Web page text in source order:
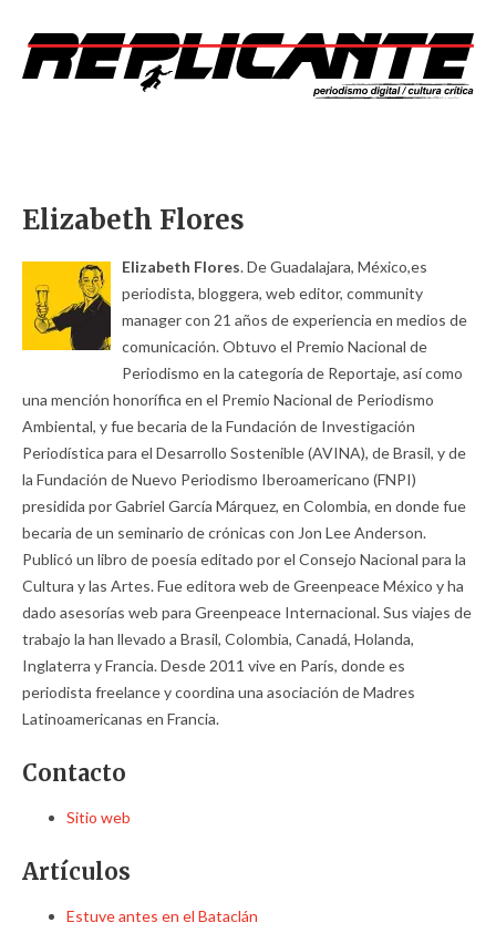
Elizabeth Flores
Elizabeth Flores. De Guadalajara, México,es
periodista, bloggera, web editor, community
manager con 21 años de experiencia en medios de
comunicación. Obtuvo el Premio Nacional de
Periodismo en la categoría de Reportaje, así como
una mención honorífica en el Premio Nacional de Periodismo
Ambiental, y fue becaria de la Fundación de Investigación
Periodística para el Desarrollo Sostenible (AVINA), de Brasil, y de
la Fundación de Nuevo Periodismo Iberoamericano (FNPI)
presidida por Gabriel García Márquez, en Colombia, en donde fue
becaria de un seminario de crónicas con Jon Lee Anderson.
Publicó un libro de poesía editado por el Consejo Nacional para la
Cultura y las Artes. Fue editora web de Greenpeace México y ha
dado asesorías web para Greenpeace Internacional. Sus viajes de
trabajo la han llevado a Brasil, Colombia, Canadá, Holanda,
Inglaterra y Francia. Desde 2011 vive en París, donde es
periodista freelance y coordina una asociación de Madres
Latinoamericanas en Francia.
Contacto
Sitio web
Artículos
Estuve antes en el Bataclán